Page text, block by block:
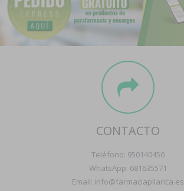
Contacto
Boletín
CONTACTO
Teléfono: 950140450
WhatsApp: 681635571
Email: info@farmaciapilarica.es